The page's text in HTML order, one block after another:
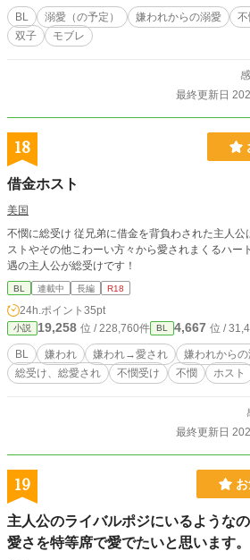
しまった。後継ぎの問題が急に浮上し、顔も似て
の代わりにふりをするように両親から命令された
て星華学園の高等部に通うことになった碧だか、
－－－－－－－－－－－－－－－－－－－－－
どんなのでもありな人だけお願いします。 無理
クお願いします。
BL 溺愛（の予定） 嫌われからの溺愛 不
双子
モブレ
最終更新日
18
借金ホスト
美国
不憫に総受け 従兄弟に借金を背負わされた主人公はホストデビューするが、ホ
ストやその他こわーい方々から愛されまくるハー
遇の主人公が総受けです！
BL 連載中 長編 R18
24h.ポイント 35pt
小説 19,258 位 / 228,760件 BL 4,667 位 /
BL 嫌われ 嫌われ→愛され 嫌われから
総受け、総愛され
不憫受け 不憫 ホスト
最終更新日
19
主人公のライバルポジにいるような
愛さを特等席で愛でたいと思います。